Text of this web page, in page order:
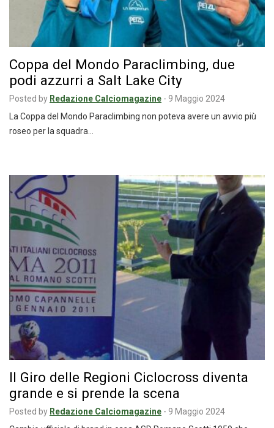
Coppa del Mondo Paraclimbing, due
podi azzurri a Salt Lake City
Posted by Redazione Calciomagazine - 9 Maggio 2024
La Coppa del Mondo Paraclimbing non poteva avere un avvio più
roseo per la squadra…
Il Giro delle Regioni Ciclocross diventa
grande e si prende la scena
Posted by Redazione Calciomagazine - 9 Maggio 2024